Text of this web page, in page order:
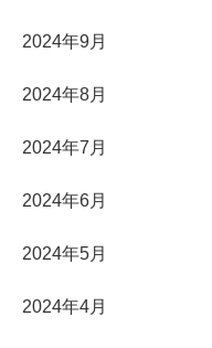
2024年9月
2024年8月
2024年7月
2024年6月
2024年5月
2024年4月